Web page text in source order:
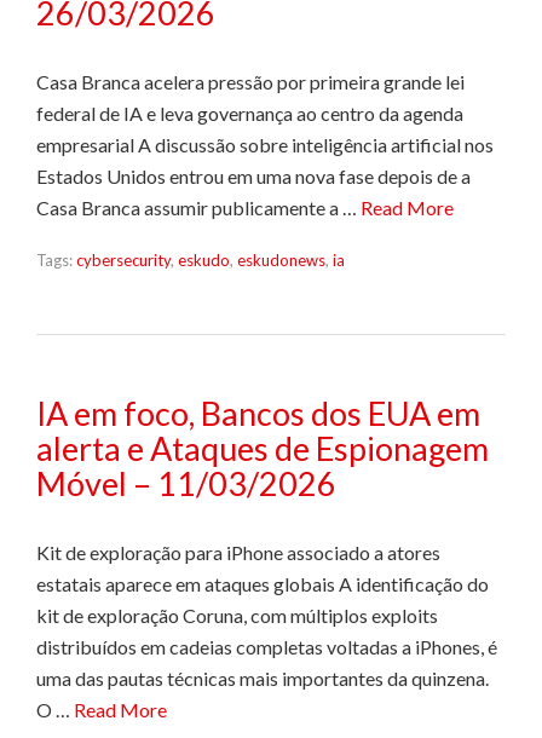
26/03/2026
Casa Branca acelera pressão por primeira grande lei
federal de IA e leva governança ao centro da agenda
empresarial A discussão sobre inteligência artificial nos
Estados Unidos entrou em uma nova fase depois de a
Casa Branca assumir publicamente a … Read More
Tags:cybersecurity, eskudo, eskudonews, ia
IA em foco, Bancos dos EUA em
alerta e Ataques de Espionagem
Móvel – 11/03/2026
Kit de exploração para iPhone associado a atores
estatais aparece em ataques globais A identificação do
kit de exploração Coruna, com múltiplos exploits
distribuídos em cadeias completas voltadas a iPhones, é
uma das pautas técnicas mais importantes da quinzena.
O … Read More